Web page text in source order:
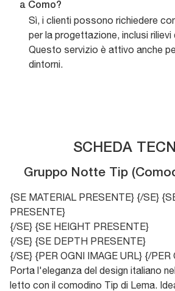
a Como?
Sì, i clienti possono richiedere
per la progettazione, inclusi rilievi
Questo servizio è attivo anche
dintorni.
SCHEDA
Gruppo Notte Tip
{SE MATERIAL PRESENTE} {/SE}
PRESENTE}
{/SE} {SE HEIGHT PRESENTE}
{/SE} {SE DEPTH PRESENTE}
{/SE} {PER OGNI IMAGE URL} {/PER
Porta l'eleganza del design italiano
letto con il comodino Tip di Lema.